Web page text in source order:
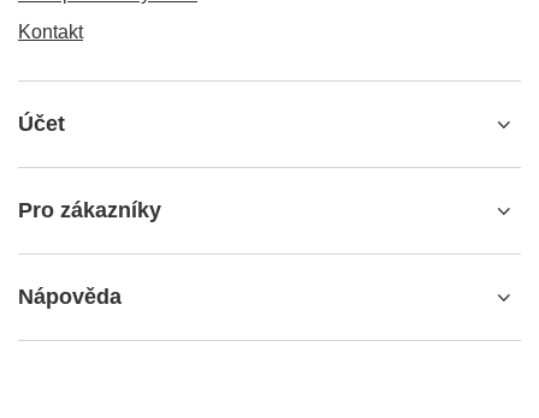
Kontakt
Účet
Pro zákazníky
Nápověda